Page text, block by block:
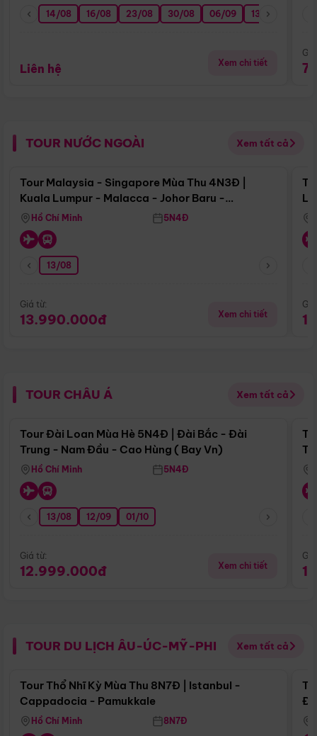
14/08 16/08 23/08 30/08 06/09 13/09
Liên hệ Xem chi tiết
TOUR NƯỚC NGOÀI Xem tất cả
Điểm nổi bật
Tour Malaysia - Singapore Mùa Thu 4N3Đ |
Kuala Lumpur - Malacca - Johor Baru -
Singapore
Hồ Chí Minh 5N4Đ
13/08
Giá từ:
13.990.000đ Xem chi tiết
TOUR CHÂU Á Xem tất cả
Điểm nổi bật
Tour Đài Loan Mùa Hè 5N4Đ | Đài Bắc - Đài
Trung - Nam Đầu - Cao Hùng ( Bay Vn)
Hồ Chí Minh 5N4Đ
13/08 12/09 01/10
Giá từ:
12.999.000đ Xem chi tiết
TOUR DU LỊCH ÂU-ÚC-MỸ-PHI Xem tất cả
Điểm nổi bật
Tour Thổ Nhĩ Kỳ Mùa Thu 8N7Đ | Istanbul -
Cappadocia - Pamukkale
Hồ Chí Minh 8N7Đ